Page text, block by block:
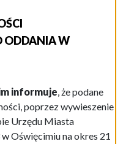
ODDANIA W
informuje, że podane
poprzez wywieszenie
Urzędu Miasta
Oświęcimiu na okres 21